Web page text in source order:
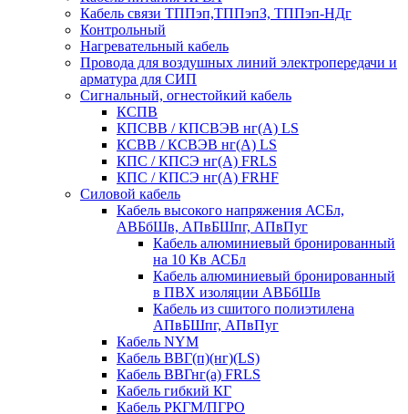
Кабель связи ТППэп,ТППэпЗ, ТППэп-НДг
Контрольный
Нагревательный кабель
Провода для воздушных линий электропередачи и
арматура для СИП
Сигнальный, огнестойкий кабель
КСПВ
КПСВВ / КПСВЭВ нг(А) LS
КСВВ / КСВЭВ нг(А) LS
КПС / КПСЭ нг(А) FRLS
КПС / КПСЭ нг(А) FRHF
Силовой кабель
Кабель высокого напряжения АСБл,
АВБбШв, АПвБШпг, АПвПуг
Кабель алюминиевый бронированный
на 10 Кв АСБл
Кабель алюминиевый бронированный
в ПВХ изоляции АВБбШв
Кабель из сшитого полиэтилена
АПвБШпг, АПвПуг
Кабель NYM
Кабель ВВГ(п)(нг)(LS)
Кабель ВВГнг(а) FRLS
Кабель гибкий КГ
Кабель РКГМ/ПГРО